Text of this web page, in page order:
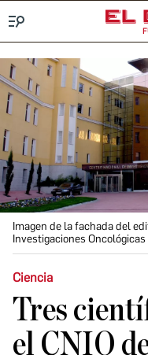
Imagen de la fachada del
Investigaciones Oncológicas
Ciencia
Tres
el CNIO